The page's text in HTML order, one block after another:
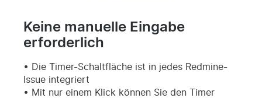
Keine manuelle Eingabe
erforderlich
Die Timer-Schaltfläche ist in jedes Redmine-
Issue integriert
Mit nur einem Klick können Sie den Timer